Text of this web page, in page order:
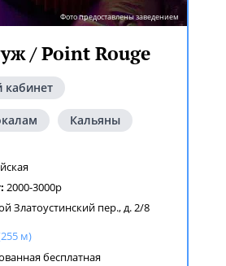
Фото предоставлены заведением
/ Point Rouge
кабинет
Кальяны
2000-3000р
Златоустинский пер., д. 2/8
м)
бесплатная